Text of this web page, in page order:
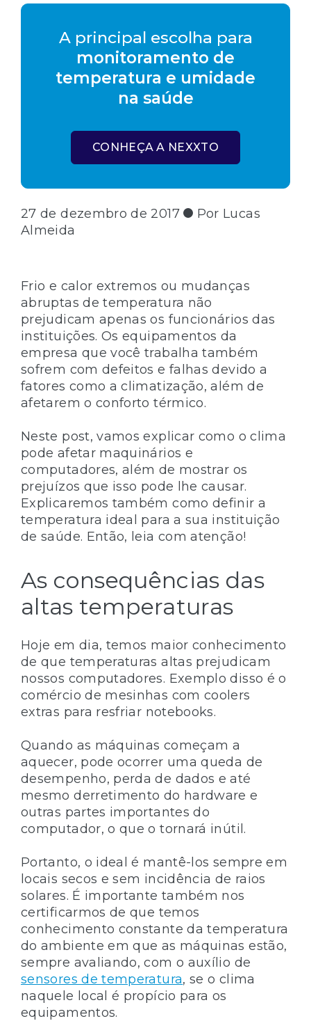
27 de dezembro de 2017
Por Lucas
Almeida
Frio e calor extremos ou mudanças
abruptas de temperatura não
prejudicam apenas os funcionários das
instituições. Os equipamentos da
empresa que você trabalha também
sofrem com defeitos e falhas devido a
fatores como a climatização, além de
afetarem o conforto térmico.
Neste post, vamos explicar como o clima
pode afetar maquinários e
computadores, além de mostrar os
prejuízos que isso pode lhe causar.
Explicaremos também como definir a
temperatura ideal para a sua instituição
de saúde. Então, leia com atenção!
As consequências das
altas temperaturas
Hoje em dia, temos maior conhecimento
de que temperaturas altas prejudicam
nossos computadores. Exemplo disso é o
comércio de mesinhas com coolers
extras para resfriar notebooks.
Quando as máquinas começam a
aquecer, pode ocorrer uma queda de
desempenho, perda de dados e até
mesmo derretimento do hardware e
outras partes importantes do
computador, o que o tornará inútil.
Portanto, o ideal é mantê-los sempre em
locais secos e sem incidência de raios
solares. É importante também nos
certificarmos de que temos
conhecimento constante da temperatura
do ambiente em que as máquinas estão,
sempre avaliando, com o auxílio de
sensores de temperatura, se o clima
naquele local é propício para os
equipamentos.
A principal escolha para
monitoramento de
temperatura e umidade
na saúde
CONHEÇA A NEXXTO